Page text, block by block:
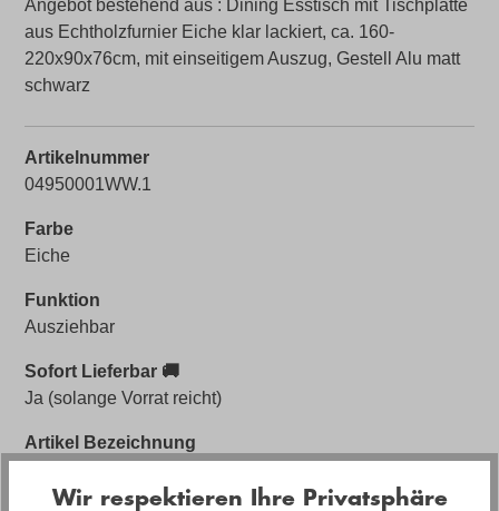
Angebot bestehend aus : Dining Esstisch mit Tischplatte
aus Echtholzfurnier Eiche klar lackiert, ca. 160-
220x90x76cm, mit einseitigem Auszug, Gestell Alu matt
schwarz
Artikelnummer
04950001WW.1
Farbe
Eiche
Funktion
Ausziehbar
Sofort Lieferbar 🚚
Ja (solange Vorrat reicht)
Artikel Bezeichnung
Wir respektieren Ihre Privatsphäre